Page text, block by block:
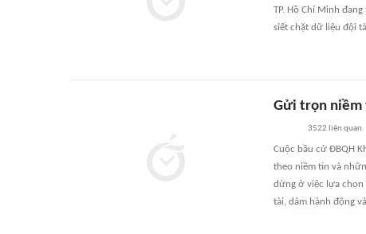
TP. Hồ Chí Minh
siết chặt dữ liệu đội
Gửi trọn niềm
3522 liên quan
Cuộc bầu cử ĐBQH
theo niềm tin và
dừng ở việc lựa chọn
tài, dám hành động